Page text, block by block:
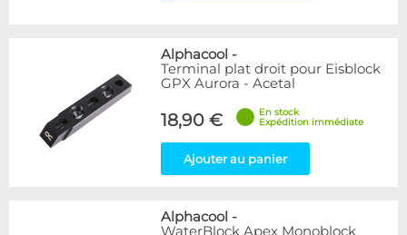
Alphacool -
Terminal plat droit pour Eisblock
GPX Aurora - Acetal
18,90 €
En stock
Expédition immédiate
Ajouter au panier
Alphacool -
WaterBlock Apex Monoblock